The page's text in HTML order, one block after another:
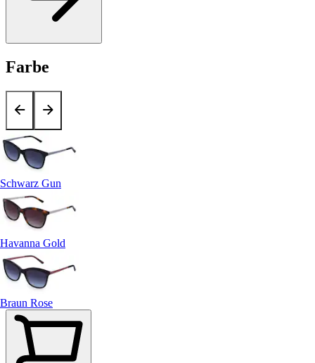
Farbe
Schwarz Gun
Havanna Gold
Braun Rose